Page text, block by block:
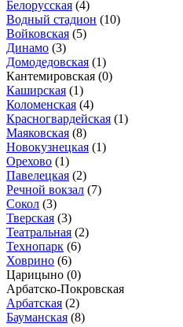
Белорусская (4)
Водный стадион (10)
Войковская (5)
Динамо (3)
Домодедовская (1)
Кантемировская (0)
Каширская (1)
Коломенская (4)
Красногвардейская (1)
Маяковская (8)
Новокузнецкая (1)
Орехово (1)
Павелецкая (2)
Речной вокзал (7)
Сокол (3)
Тверская (3)
Театральная (2)
Технопарк (6)
Ховрино (6)
Царицыно (0)
Арбатско-Покровская
Арбатская (2)
Бауманская (8)